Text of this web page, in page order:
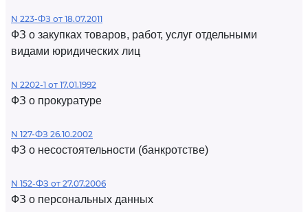
N 223-ФЗ от 18.07.2011
ФЗ о закупках товаров, работ, услуг отдельными
видами юридических лиц
N 2202-1 от 17.01.1992
ФЗ о прокуратуре
N 127-ФЗ 26.10.2002
ФЗ о несостоятельности (банкротстве)
N 152-ФЗ от 27.07.2006
ФЗ о персональных данных